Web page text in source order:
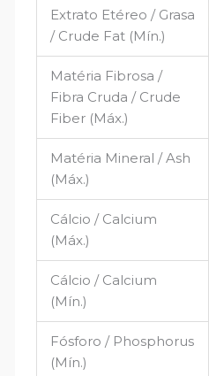
Extrato Etéreo / Grasa
/ Crude Fat (Mín.)
Matéria Fibrosa /
Fibra Cruda / Crude
Fiber (Máx.)
Matéria Mineral / Ash
(Máx.)
Cálcio / Calcium
(Máx.)
Cálcio / Calcium
(Mín.)
Fósforo / Phosphorus
(Mín.)